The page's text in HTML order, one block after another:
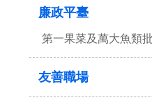
廉政平臺
第一果菜及萬大魚類
友善職場